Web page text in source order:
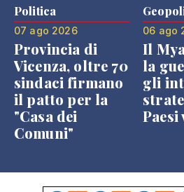
Politica
07 ago 2026
Provincia di
Vicenza, oltre 70
sindaci firmano
il patto per la
"Casa dei
Comuni"
06 ago
Il
la
gli